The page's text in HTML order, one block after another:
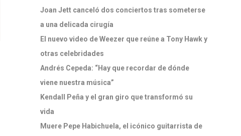
Joan Jett canceló dos conciertos tras someterse
a una delicada cirugía
El nuevo video de Weezer que reúne a Tony Hawk y
otras celebridades
Andrés Cepeda: “Hay que recordar de dónde
viene nuestra música”
Kendall Peña y el gran giro que transformó su
vida
Muere Pepe Habichuela, el icónico guitarrista de